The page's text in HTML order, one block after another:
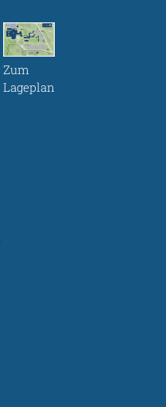
Zum
Lageplan